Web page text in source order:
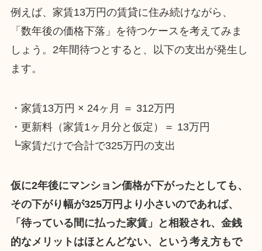
例えば、家賃13万円の賃貸に住み続けながら、
「数年後の価格下落」を待つケースを考えてみま
しょう。2年間待つとすると、以下の支出が発生し
ます。
・家賃13万円 × 24ヶ月 ＝ 312万円
・更新料（家賃1ヶ月分と仮定）＝ 13万円
┗家賃だけで合計で325万円の支出
仮に2年後にマンション価格が下がったとしても、
その下がり幅が325万円より小さいのであれば、
「待っている間に払った家賃」と相殺され、金銭
的なメリットはほとんどない、という考え方もで